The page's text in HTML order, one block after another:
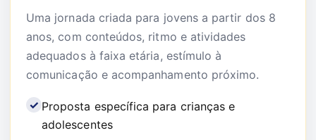
Uma jornada criada para jovens a partir dos 8
anos, com conteúdos, ritmo e atividades
adequados à faixa etária, estímulo à
comunicação e acompanhamento próximo.
Proposta específica para crianças e
adolescentes